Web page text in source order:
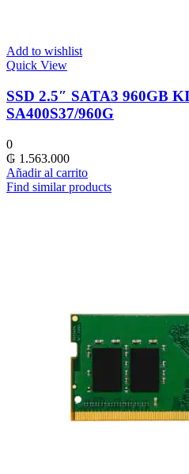
Add to wishlist
Quick View
SSD 2.5″ SATA3 960GB
SA400S37/960G
0
₲ 1.563.000
Añadir al carrito
Find similar products